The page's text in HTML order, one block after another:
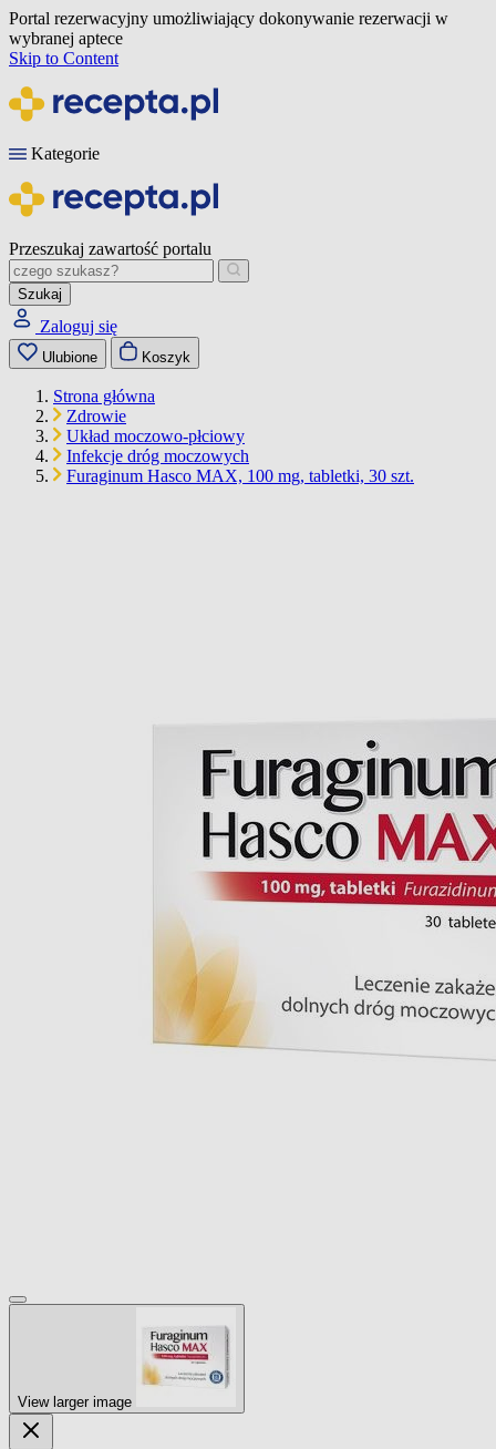
Portal rezerwacyjny umożliwiający dokonywanie rezerwacji w
wybranej aptece
Skip to Content
Kategorie
Przeszukaj zawartość portalu
Szukaj
Zaloguj się
Ulubione Koszyk
Strona główna
Zdrowie
Układ moczowo-płciowy
Infekcje dróg moczowych
Furaginum Hasco MAX, 100 mg, tabletki, 30 szt.
View larger image